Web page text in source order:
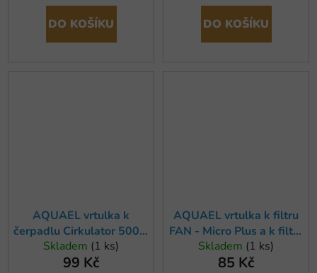
DO KOŠÍKU DO KOŠÍKU
AQUAEL vrtulka k
čerpadlu Cirkulator 500 a
filtru Turbo 500
Skladem (1 ks)
99 Kč
AQUAEL vrtulka k filtru
FAN - Micro Plus a k filtru
PAT MINI
Skladem (1 ks)
85 Kč